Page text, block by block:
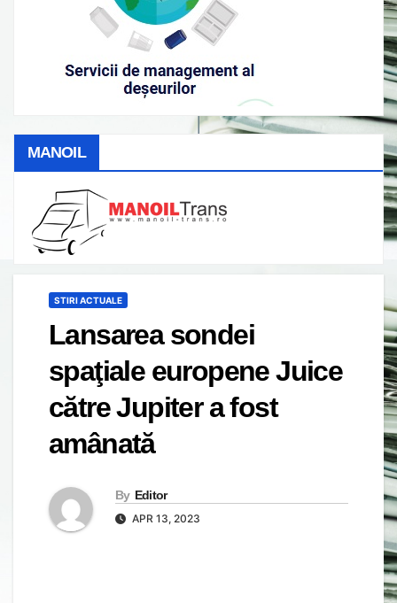
MANOIL
STIRI ACTUALE
Lansarea sondei
spaţiale europene Juice
către Jupiter a fost
amânată
By Editor
APR 13, 2023